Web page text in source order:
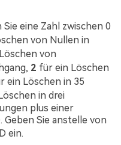
Sie eine Zahl zwischen 0
von Nullen in
von
2 für ein Löschen
ein Löschen in 35
in drei
plus einer
Sie anstelle von
ein.